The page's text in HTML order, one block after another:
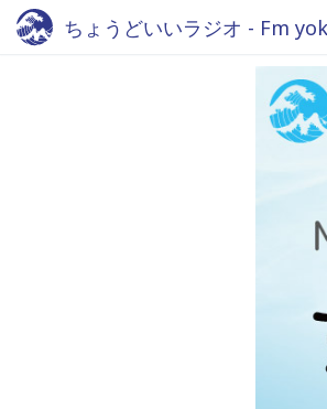
ちょうどいいラジオ - Fm